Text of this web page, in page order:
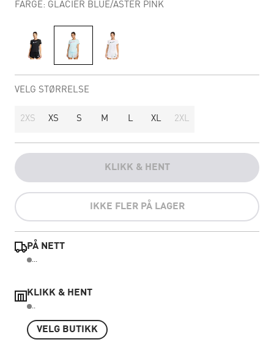
FARGE: GLACIER BLUE/ASTER PINK
VELG STØRRELSE
2XS XS S M L XL 2XL
KLIKK & HENT
IKKE FLER PÅ LAGER
PÅ NETT
...
KLIKK & HENT
..
VELG BUTIKK